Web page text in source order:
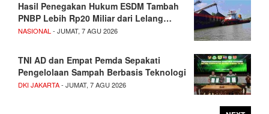
Hasil Penegakan Hukum ESDM Tambah
PNBP Lebih Rp20 Miliar dari Lelang…
NASIONAL - JUMAT, 7 AGU 2026
TNI AD dan Empat Pemda Sepakati
Pengelolaan Sampah Berbasis Teknologi
DKI JAKARTA- JUMAT, 7 AGU 2026